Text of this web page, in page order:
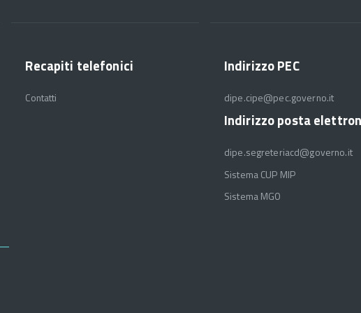
Recapiti telefonici
Contatti
Indirizzo PEC
dipe.cipe@pec.governo.it
Indirizzo posta
dipe.segreteriacd@governo.it
Sistema CUP MIP
Sistema MGO